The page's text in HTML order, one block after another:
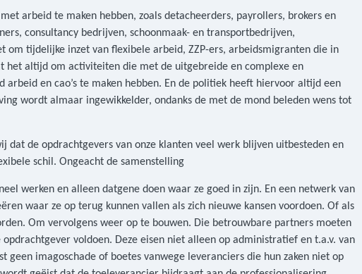
arbeid te maken hebben, zoals detacheerders, payrollers, brokers en
consultancy bedrijven, schoonmaak- en transportbedrijven,
om tijdelijke inzet van flexibele arbeid, ZZP-ers, arbeidsmigranten die in
het altijd om activiteiten die met de uitgebreide en complexe en
en cao’s te maken hebben. En de politiek heeft hiervoor altijd een
wordt almaar ingewikkelder, ondanks de met de mond beleden wens tot
dat de opdrachtgevers van onze klanten veel werk blijven uitbesteden en
schil. Ongeacht de samenstelling
werken en alleen datgene doen waar ze goed in zijn. En een netwerk van
waar ze op terug kunnen vallen als zich nieuwe kansen voordoen. Of als
Om vervolgens weer op te bouwen. Die betrouwbare partners moeten
voldoen. Deze eisen niet alleen op administratief en t.a.v. van
geen imagoschade of boetes vanwege leveranciers die hun zaken niet op